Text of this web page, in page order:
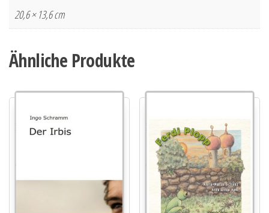
20,6 × 13,6 cm
Ähnliche Produkte